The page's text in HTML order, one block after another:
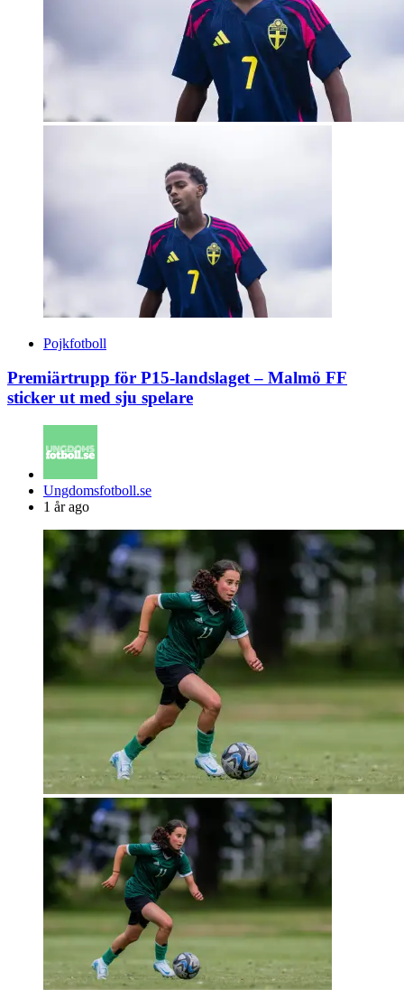
Pojkfotboll
Premiärtrupp för P15-landslaget – Malmö FF
sticker ut med sju spelare
Posted
by
Ungdomsfotboll.se
1 år ago